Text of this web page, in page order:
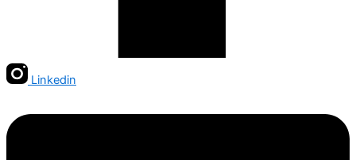
Linkedin